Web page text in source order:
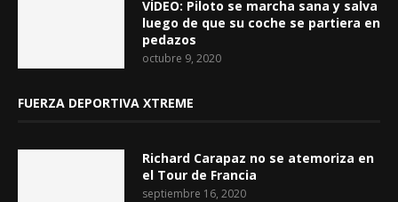
VÍDEO: Piloto se marcha sana y salva
luego de que su coche se partiera en
pedazos
octubre 9, 2020
FUERZA DEPORTIVA XTREME
Richard Carapaz no se atemoriza en
el Tour de Francia
septiembre 16, 2020